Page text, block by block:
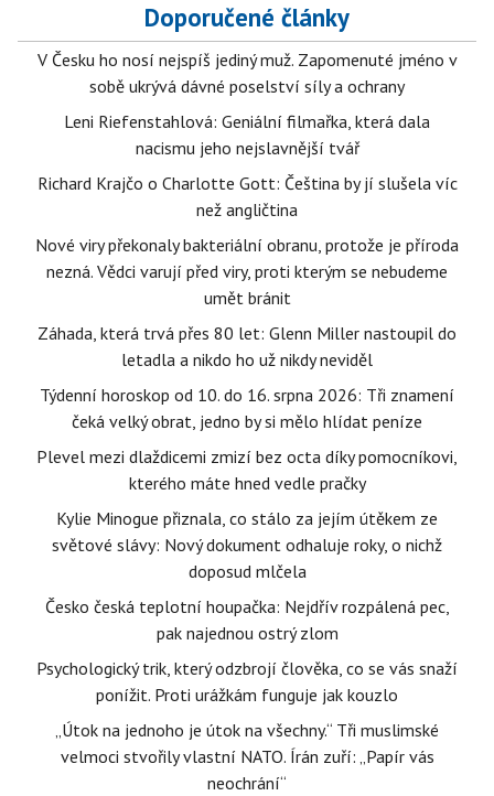
Doporučené články
V Česku ho nosí nejspíš jediný muž. Zapomenuté jméno v
sobě ukrývá dávné poselství síly a ochrany
Leni Riefenstahlová: Geniální filmařka, která dala
nacismu jeho nejslavnější tvář
Richard Krajčo o Charlotte Gott: Čeština by jí slušela víc
než angličtina
Nové viry překonaly bakteriální obranu, protože je příroda
nezná. Vědci varují před viry, proti kterým se nebudeme
umět bránit
Záhada, která trvá přes 80 let: Glenn Miller nastoupil do
letadla a nikdo ho už nikdy neviděl
Týdenní horoskop od 10. do 16. srpna 2026: Tři znamení
čeká velký obrat, jedno by si mělo hlídat peníze
Plevel mezi dlaždicemi zmizí bez octa díky pomocníkovi,
kterého máte hned vedle pračky
Kylie Minogue přiznala, co stálo za jejím útěkem ze
světové slávy: Nový dokument odhaluje roky, o nichž
doposud mlčela
Česko česká teplotní houpačka: Nejdřív rozpálená pec,
pak najednou ostrý zlom
Psychologický trik, který odzbrojí člověka, co se vás snaží
ponížit. Proti urážkám funguje jak kouzlo
„Útok na jednoho je útok na všechny.“ Tři muslimské
velmoci stvořily vlastní NATO. Írán zuří: „Papír vás
neochrání“